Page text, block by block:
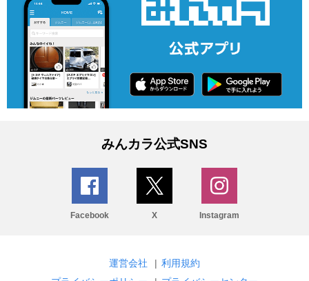
みんカラ公式SNS
Facebook X Instagram
運営会社 | 利用規約